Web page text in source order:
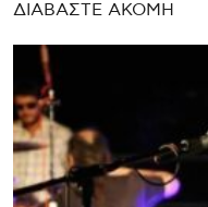
ΔΙΑΒΑΣΤΕ ΑΚΟΜΗ